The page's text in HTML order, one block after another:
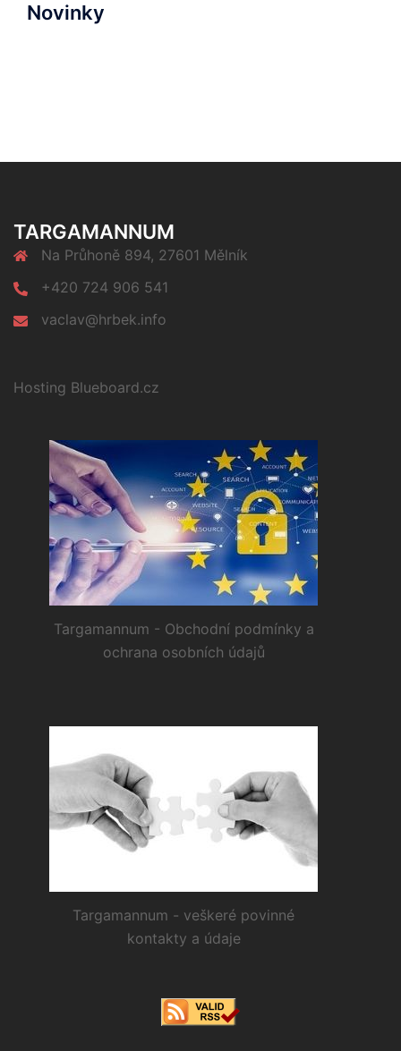
Novinky
TARGAMANNUM
Na Průhoně 894, 27601 Mělník
+420 724 906 541
vaclav@hrbek.info
Hosting Blueboard.cz
Targamannum - Obchodní podmínky a
ochrana osobních údajů
Targamannum - veškeré povinné
kontakty a údaje